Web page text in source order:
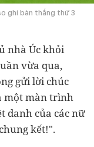
ghi bàn thắng thứ 3
nhà Úc khỏi
vừa qua,
gửi lời chúc
một màn trình
danh của các nữ
kết!".